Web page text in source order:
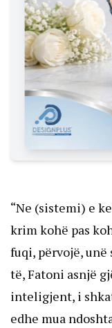
“Ne (sistemi) e
krim kohë pas
fuqi, përvojë,
të, Fatoni asnjë
inteligjent, i
edhe mua